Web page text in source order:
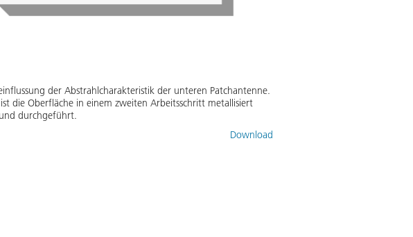
der Abstrahlcharakteristik der unteren Patchantenne.
die Oberfläche in einem zweiten Arbeitsschritt metallisiert
durchgeführt.
Download